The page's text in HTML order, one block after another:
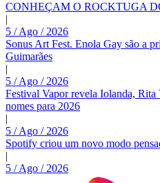
CONHEÇAM O ROCKTUGA
|
5 / Ago / 2026
Sonus Art Fest. Enola Gay são a
Guimarães
|
5 / Ago / 2026
Festival Vapor revela Iolanda,
nomes para 2026
|
5 / Ago / 2026
Spotify criou um novo modo
|
5 / Ago / 2026